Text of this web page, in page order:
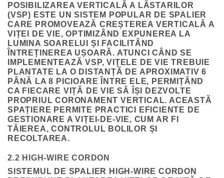
POSIBILIZAREA VERTICALĂ A LĂSTARILOR
(VSP) ESTE UN SISTEM POPULAR DE SPALIER
CARE PROMOVEAZĂ CREȘTEREA VERTICALĂ A
VIȚEI DE VIE, OPTIMIZÂND EXPUNEREA LA
LUMINA SOARELUI ȘI FACILITÂND
ÎNTREȚINEREA UȘOARĂ. ATUNCI CÂND SE
IMPLEMENTEAZĂ VSP, VIȚELE DE VIE TREBUIE
PLANTATE LA O DISTANȚĂ DE APROXIMATIV 6
PÂNĂ LA 8 PICIOARE ÎNTRE ELE, PERMIȚÂND
CA FIECARE VIȚĂ DE VIE SĂ ÎȘI DEZVOLTE
PROPRIUL CORONAMENT VERTICAL. ACEASTĂ
SPAȚIERE PERMITE PRACTICI EFICIENTE DE
GESTIONARE A VIȚEI-DE-VIE, CUM AR FI
TĂIEREA, CONTROLUL BOLILOR ȘI
RECOLTAREA.
2.2 HIGH-WIRE CORDON
SISTEMUL DE SPALIER HIGH-WIRE CORDON